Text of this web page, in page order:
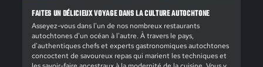
FAITES UN DÉLICIEUX VOYAGE DANS LA CULTURE AUTOCHTONE
Asseyez-vous dans l'un de nos nombreux restaurants
autochtones d'un océan à l'autre. À travers le pays,
d'authentiques chefs et experts gastronomiques autochtones
concoctent de savoureux repas qui marient les techniques et